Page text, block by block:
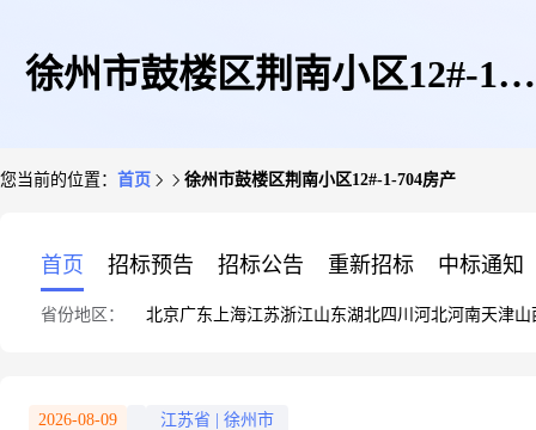
徐州市鼓楼区荆南小区12#-1-
您当前的位置： 首页 徐州市鼓楼区荆南小区12#-1-704房产
首页 招标预告 招标公告 重新招标 中标通知
省份地区： 北京广东 上海江苏浙江山东湖北四川 河北河南天津山
2026-08-09 江苏省 徐州市